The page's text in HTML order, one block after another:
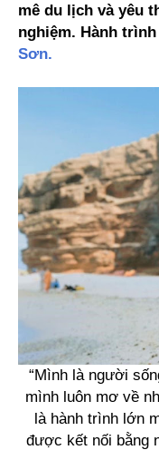
mê du lịch và yêu
nghiệm. Hành
Sơn.
“Mình là người
mình luôn mơ về
là hành trình lớn
được kết nối bằng